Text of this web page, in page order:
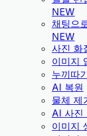
NEW
채팅으
NEW
사진 화
이미지
누끼따
AI 복원
물체 제
AI 사진
이미지